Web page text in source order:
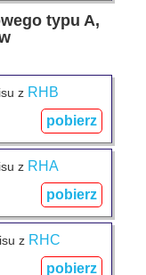
typu A,
z RHB
pobierz
z RHA
pobierz
z RHC
pobierz